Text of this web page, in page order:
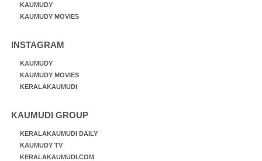
KAUMUDY
KAUMUDY MOVIES
INSTAGRAM
KAUMUDY
KAUMUDY MOVIES
KERALAKAUMUDI
KAUMUDI GROUP
KERALAKAUMUDI DAILY
KAUMUDY TV
KERALAKAUMUDI.COM